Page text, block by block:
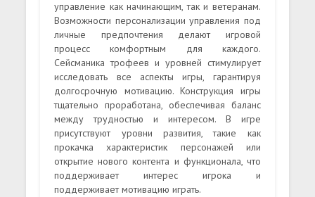
управление как начинающим, так и ветеранам.
Возможности персонализации управления под
личные предпочтения делают игровой
процесс комфортным для каждого.
Сейсманика трофеев и уровней стимулирует
исследовать все аспекты игры, гарантируя
долгосрочную мотивацию. Конструкция игры
тщательно проработана, обеспечивая баланс
между трудностью и интересом. В игре
присутствуют уровни развития, такие как
прокачка характеристик персонажей или
открытие нового контента и функционала, что
поддерживает интерес игрока и
поддерживает мотивацию играть.